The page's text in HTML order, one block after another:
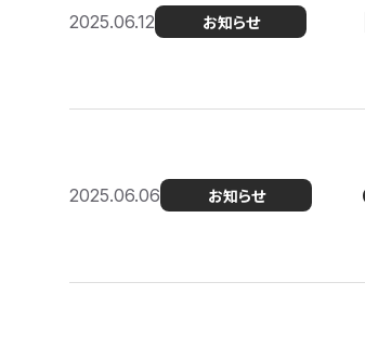
2025.06.12 お知らせ
2025.06.06 お知らせ